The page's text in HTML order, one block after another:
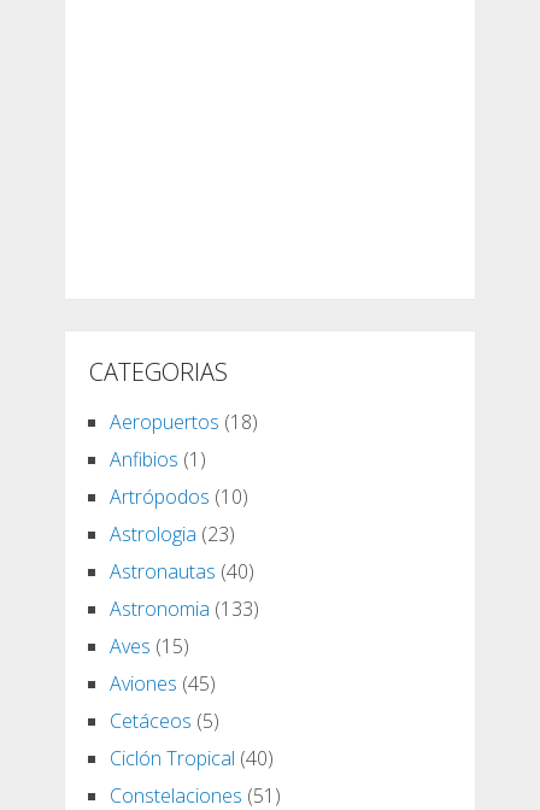
CATEGORIAS
Aeropuertos (18)
Anfibios (1)
Artrópodos (10)
Astrologia (23)
Astronautas (40)
Astronomia (133)
Aves (15)
Aviones (45)
Cetáceos (5)
Ciclón Tropical (40)
Constelaciones (51)